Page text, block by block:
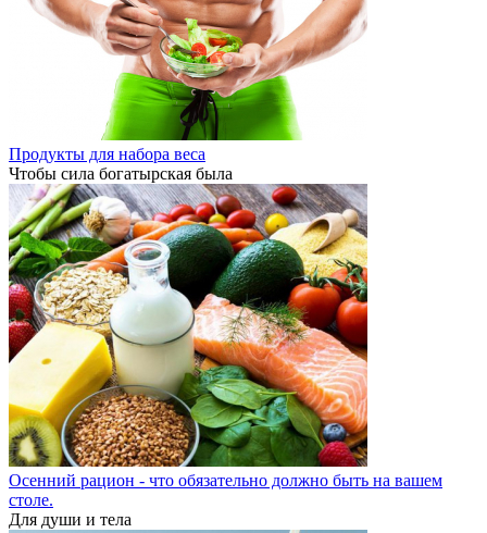
Продукты для набора веса
Чтобы сила богатырская была
Осенний рацион - что обязательно должно быть на вашем
столе.
Для души и тела